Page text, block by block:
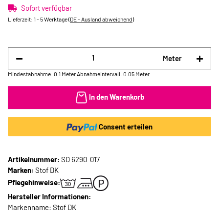
Sofort verfügbar
Lieferzeit: 1 - 5 Werktage(DE - Ausland abweichend)
Meter
Mindestabnahme: 0.1 Meter Abnahmeintervall: 0.05 Meter
In den Warenkorb
Consent erteilen
Artikelnummer: SO 6290-017
Marken: Stof DK
Pflegehinweise:
Hersteller Informationen:
Markenname: Stof DK